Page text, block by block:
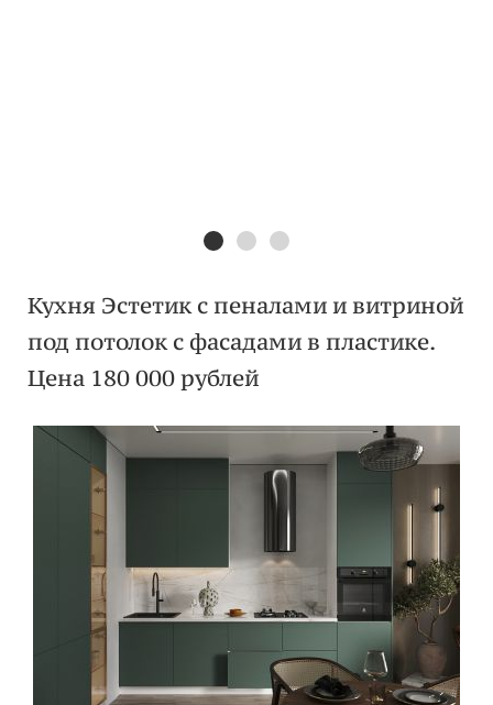
Кухня Эстетик с пеналами и витриной
под потолок с фасадами в пластике.
Цена 180 000 рублей